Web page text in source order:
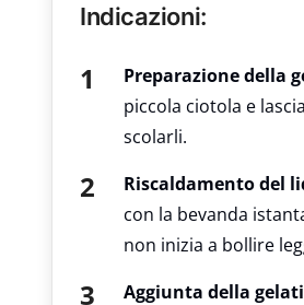
Indicazioni:
Preparazione della
piccola ciotola e
scolarli.
Riscaldamento del
con la bevanda
non inizia a bollire
Aggiunta della